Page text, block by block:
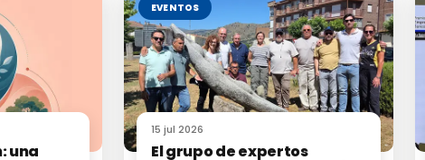
una
EVENTOS
15 jul 2026
El grupo de expertos